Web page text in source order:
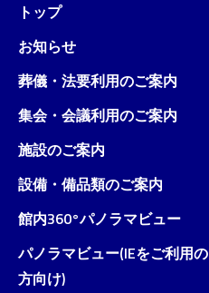
トップ
お知らせ
葬儀・法要利用のご案内
集会・会議利用のご案内
施設のご案内
設備・備品類のご案内
館内360°パノラマビュー
パノラマビュー(IEをご利用の
方向け)